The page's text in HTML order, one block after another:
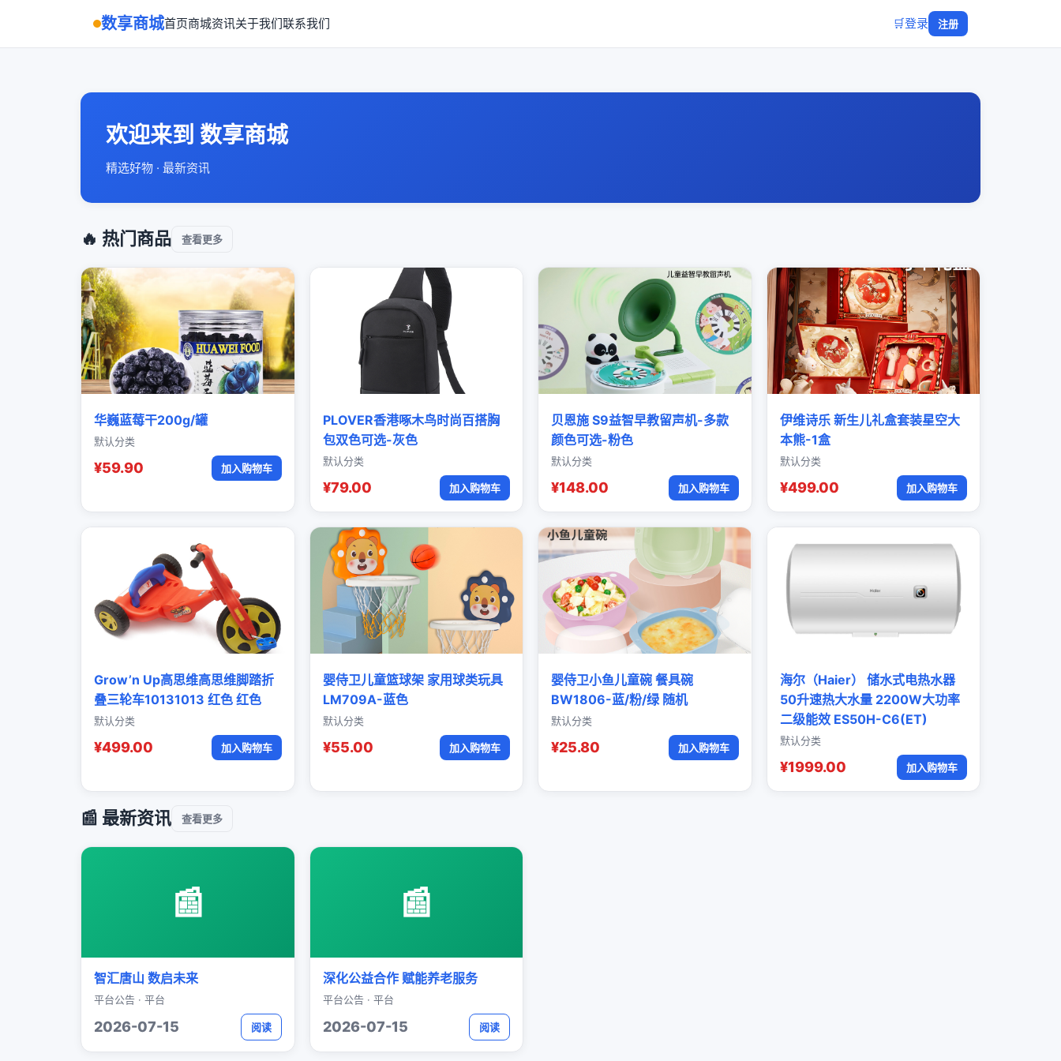
数享商城首页商城资讯关于我们联系我们 🛒登录 注册
欢迎来到 数享商城
精选好物 · 最新资讯
🔥 热门商品 查看更多
华巍蓝莓干200g/罐
默认分类
¥59.90 加入购物车
PLOVER香港啄木鸟时尚百搭胸
包双色可选-灰色
默认分类
¥79.00 加入购物车
贝恩施 S9益智早教留声机-多款
颜色可选-粉色
默认分类
¥148.00 加入购物车
伊维诗乐 新生儿礼盒套装星空大
本熊-1盒
默认分类
¥499.00 加入购物车
Grow’n Up高思维高思维脚踏折
叠三轮车10131013 红色 红色
默认分类
¥499.00 加入购物车
婴侍卫儿童篮球架 家用球类玩具
LM709A-蓝色
默认分类
¥55.00 加入购物车
婴侍卫小鱼儿童碗 餐具碗
BW1806-蓝/粉/绿 随机
默认分类
¥25.80 加入购物车
海尔（Haier） 储水式电热水器
50升速热大水量 2200W大功率
二级能效 ES50H-C6(ET)
默认分类
¥1999.00 加入购物车
📰 最新资讯 查看更多
📰
智汇唐山 数启未来
平台公告 · 平台
2026-07-15 阅读
📰
深化公益合作 赋能养老服务
平台公告 · 平台
2026-07-15 阅读